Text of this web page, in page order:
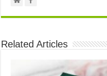
Related Articles